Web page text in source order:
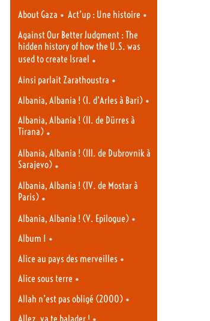
About Gaza • Act’up : Une histoire •
Against Our Better Judgment : The
hidden history of how the U.S. was
used to create Israel •
Ainsi parlait Zarathoustra •
Albania, Albania ! (I. d’Arles à Bari) •
Albania, Albania ! (II. de Dürres à
Tirana) •
Albania, Albania ! (III. de Dubrovnik à
Sarajevo) •
Albania, Albania ! (IV. de Mostar à
Paris) •
Albania, Albania ! (V. Epilogue) •
Album 1 •
Alice au pays des merveilles •
Alice sous terre •
Allah n’est pas obligé (2000) •